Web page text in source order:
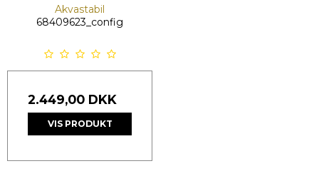
Akvastabil
68409623_config
2.449,00 DKK
VIS PRODUKT